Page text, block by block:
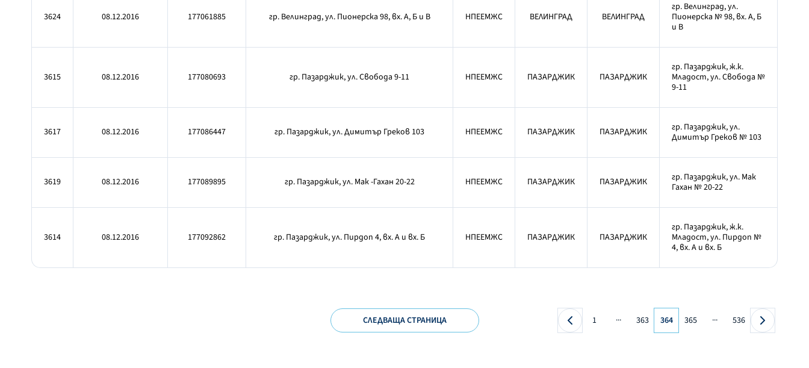
3624 08.12.2016 177061885 гр. Велинград, ул. Пионерска 98, вх. А, Б и В НПЕЕМЖС ВЕЛИНГРАД ВЕЛИНГРАД
гр. Велинград, ул.
Пионерска № 98, вх. А, Б
и В
3615 08.12.2016 177080693 гр. Пазарджик, ул. Свобода 9-11 НПЕЕМЖС ПАЗАРДЖИК ПАЗАРДЖИК
гр. Пазарджик, ж.к.
Младост, ул. Свобода №
9-11
3617 08.12.2016 177086447 гр. Пазарджик, ул. Димитър Греков 103 НПЕЕМЖС ПАЗАРДЖИК ПАЗАРДЖИК
гр. Пазарджик, ул.
Димитър Греков № 103
3619 08.12.2016 177089895 гр. Пазарджик, ул. Мак -Гахан 20-22 НПЕЕМЖС ПАЗАРДЖИК ПАЗАРДЖИК
гр. Пазарджик, ул. Мак
Гахан № 20-22
3614 08.12.2016 177092862 гр. Пазарджик, ул. Пирдоп 4, вх. А и вх. Б НПЕЕМЖС ПАЗАРДЖИК ПАЗАРДЖИК
гр. Пазарджик, ж.к.
Младост, ул. Пирдоп №
4, вх. А и вх. Б
СЛЕДВАЩА СТРАНИЦА 1 ... 363 364 365 ... 536